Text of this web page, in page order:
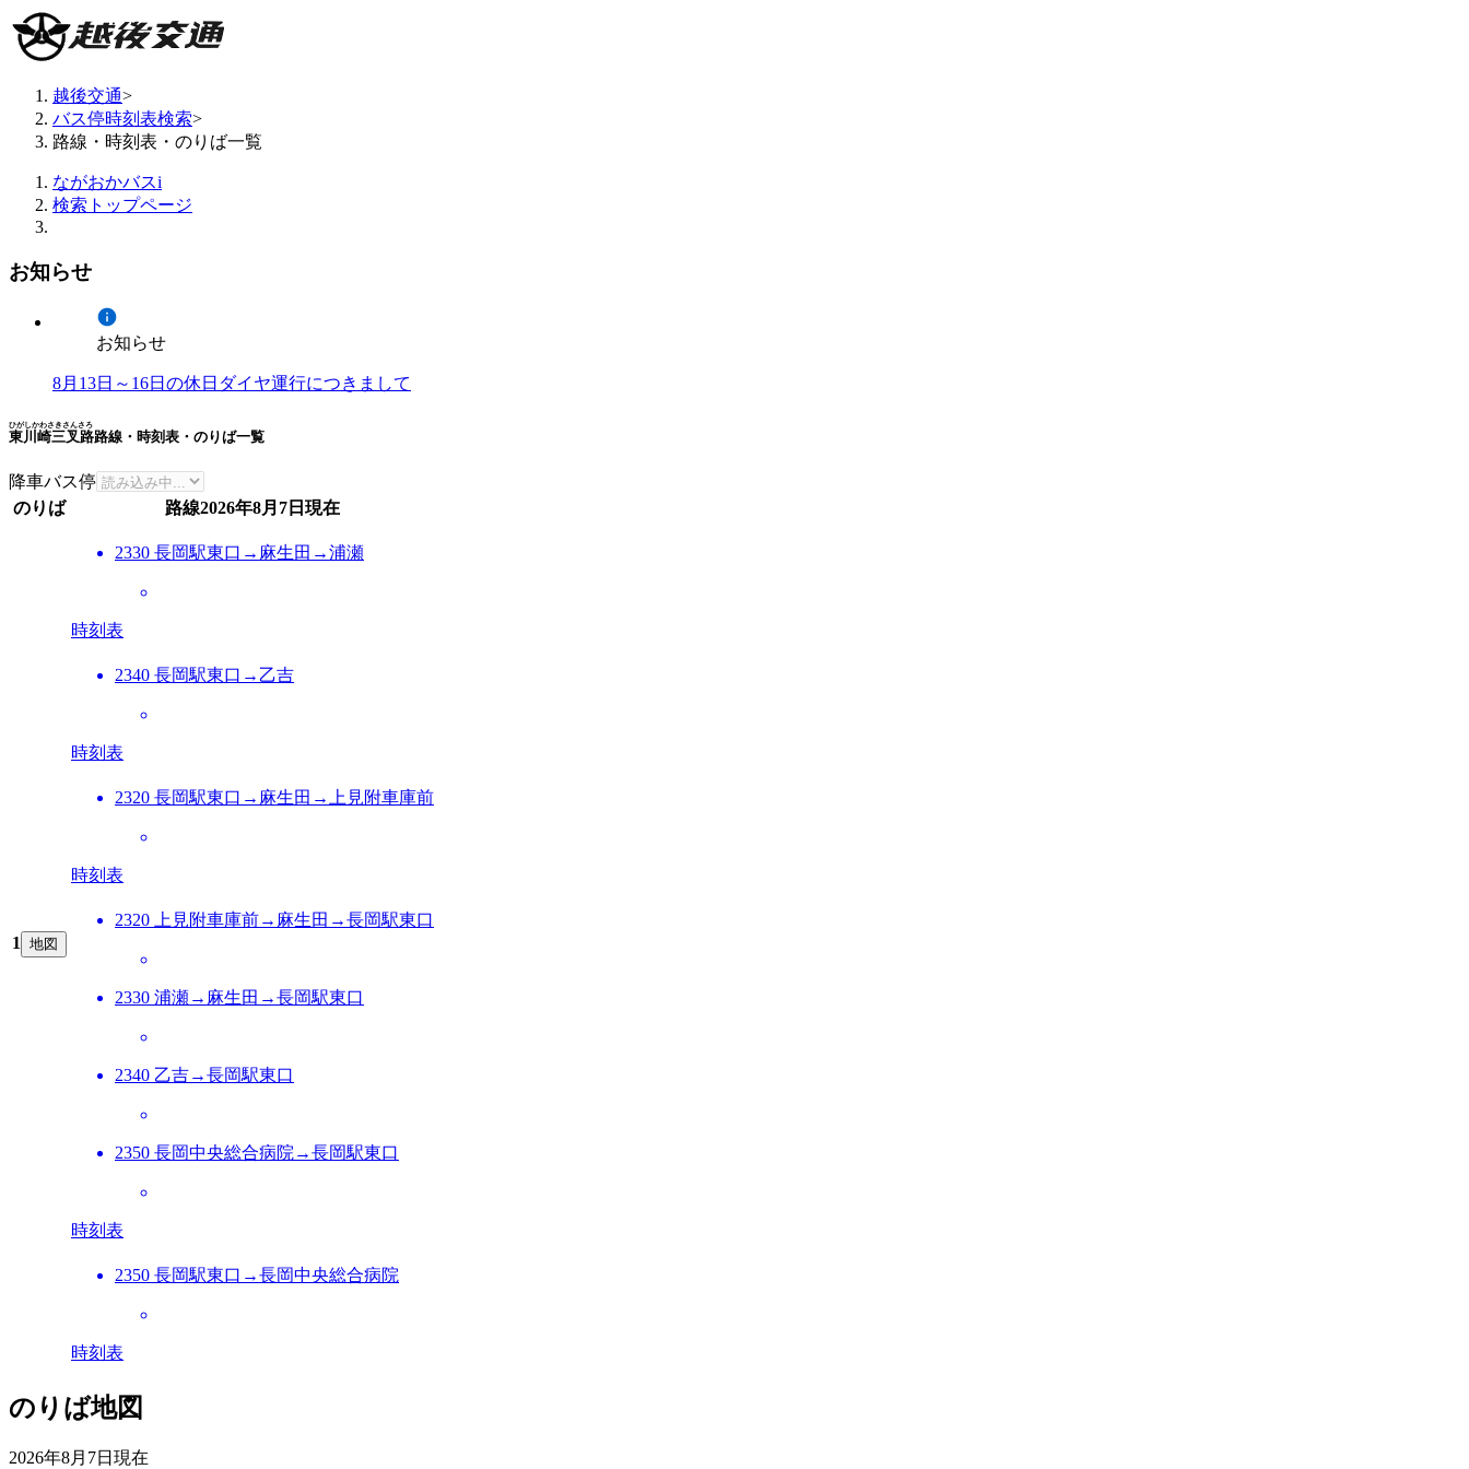
越後交通>
バス停時刻表検索>
路線・時刻表・のりば一覧
ながおかバスi
検索トップページ
お知らせ
お知らせ
8月13日～16日の休日ダイヤ運行につきまして
東川崎三叉路
ひがしかわさきさんさろ
路線・時刻表・のりば一覧
降車バス停
のりば
路線2026年8月7日 現在
1 地図
2330 長岡駅東口→麻生田→浦瀬
時刻表
2340 長岡駅東口→乙吉
時刻表
2320 長岡駅東口→麻生田→上見附車庫前
時刻表
2320 上見附車庫前→麻生田→長岡駅東口
2330 浦瀬→麻生田→長岡駅東口
2340 乙吉→長岡駅東口
2350 長岡中央総合病院→長岡駅東口
時刻表
2350 長岡駅東口→長岡中央総合病院
時刻表
のりば地図
2026年8月7日 現在